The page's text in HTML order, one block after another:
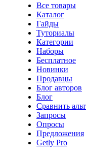
Все товары
Каталог
Гайды
Туториалы
Категории
Наборы
Бесплатное
Новинки
Продавцы
Блог авторов
Блог
Сравнить
Запросы
Опросы
Предложения
Getly Pro